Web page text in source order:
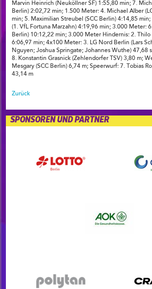
Marvin Heinrich (Neuköllner SF) 1:55,80 min; 7.
Berlin) 2:02,72 min; 1.500 Meter: 4. Michael Alber
min; 5. Maximilian Streubel (SCC Berlin) 4:14,85
(1. VfL Fortuna Marzahn) 4:19,96 min; 3.000 Meter:
Berlin) 10:12,22 min; 3.000 Meter Hindernis: 2.
6:06,97 min; 4x100 Meter: 3. LG Nord Berlin (Lars
Nguyen; Joshua Springate; Johannes Wuthe) 47,68
8. Konstantin Grasnick (Zehlendorfer TSV) 3,80 m;
Mesgary (SCC Berlin) 6,74 m; Speerwurf: 7. Tobias
43,14 m
Zurück
SPONSOREN UND PARTNER